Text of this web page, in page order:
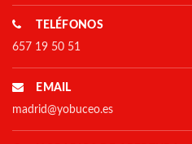
TELÉFONOS
657 19 50 51
EMAIL
madrid@yobuceo.es